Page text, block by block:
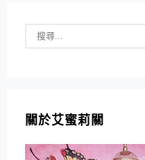
關於艾蜜莉關